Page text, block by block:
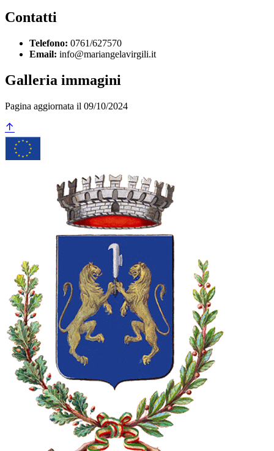
Contatti
Telefono: 0761/627570
Email: info@mariangelavirgili.it
Galleria immagini
Pagina aggiornata il 09/10/2024